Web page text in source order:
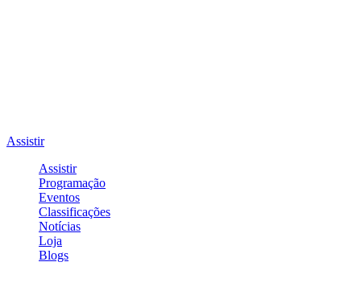
Assistir
Assistir
Programação
Eventos
Classificações
Notícias
Loja
Blogs